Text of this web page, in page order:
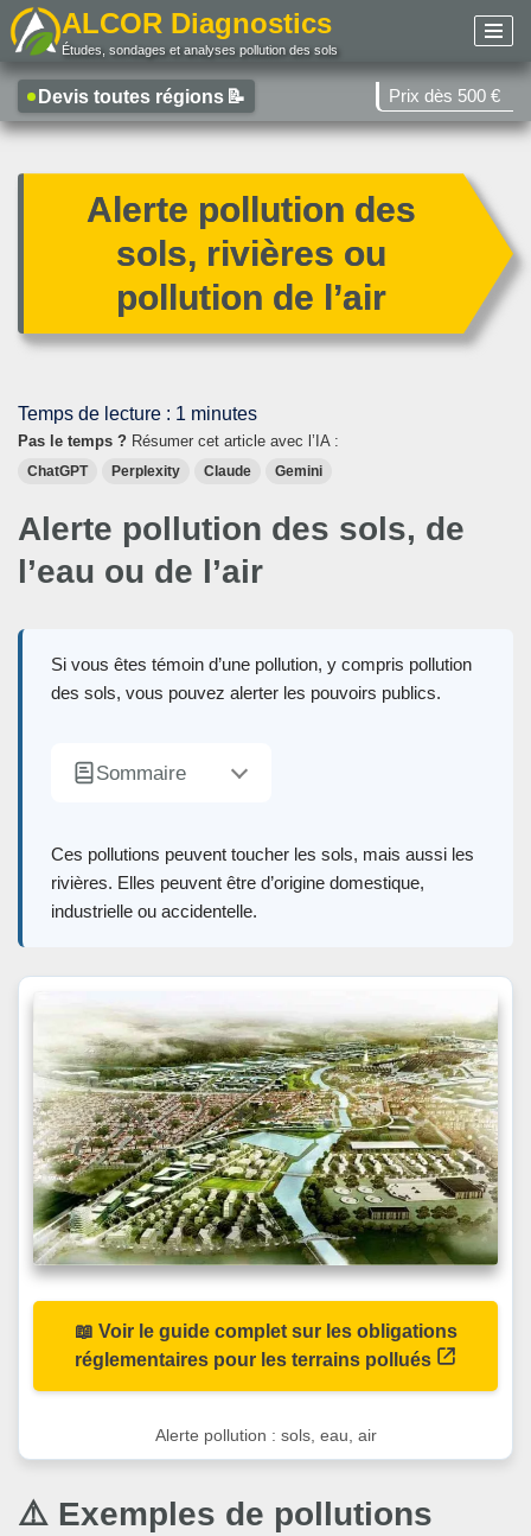
au
contenu
ALCOR Diagnostics
Études, sondages et analyses pollution des sols
Devis toutes régions 📝 Prix dès 500 €
Alerte pollution des
sols, rivières ou
pollution de l’air
Temps de lecture : 1 minutes
Pas le temps ? Résumer cet article avec l’IA :
ChatGPT Perplexity Claude Gemini
Alerte pollution des sols, de
l’eau ou de l’air
Si vous êtes témoin d’une pollution, y compris pollution
des sols, vous pouvez alerter les pouvoirs publics.
Sommaire
Ces pollutions peuvent toucher les sols, mais aussi les
rivières. Elles peuvent être d’origine domestique,
industrielle ou accidentelle.
📖 Voir le guide complet sur les obligations
réglementaires pour les terrains pollués
Alerte pollution : sols, eau, air
⚠️ Exemples de pollutions